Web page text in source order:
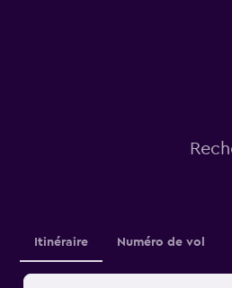
Itinéraire Numéro de vol